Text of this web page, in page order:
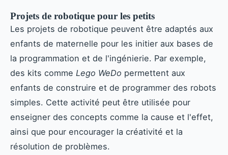
Projets de robotique pour les petits
Les projets de robotique peuvent être adaptés aux
enfants de maternelle pour les initier aux bases de
la programmation et de l'ingénierie. Par exemple,
des kits comme Lego WeDo permettent aux
enfants de construire et de programmer des robots
simples. Cette activité peut être utilisée pour
enseigner des concepts comme la cause et l'effet,
ainsi que pour encourager la créativité et la
résolution de problèmes.